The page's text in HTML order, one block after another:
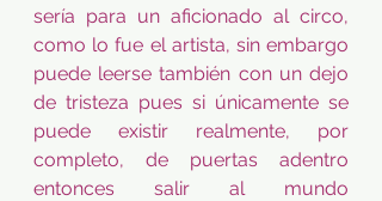
sería para un aficionado al circo,
como lo fue el artista, sin embargo
puede leerse también con un dejo
de tristeza pues si únicamente se
puede existir realmente, por
completo, de puertas adentro
entonces salir al mundo